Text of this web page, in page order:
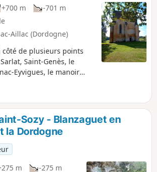
+700 m
-701 m
Aillac (Dordogne)
côté de plusieurs points
Saint-Genès, le
Eyvigues, le manoir
très roulant
la Véloroute sur Sarlat,
de la Flow Vélo,
Sozy - Blanzaguet en
la Dordogne
m
-275 m